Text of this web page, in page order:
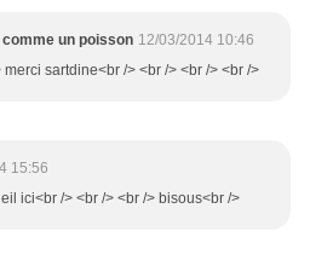
comme un poisson 12/03/2014 10:46
merci sartdine<br /> <br /> <br /> <br />
15:56
ici<br /> <br /> <br /> bisous<br />